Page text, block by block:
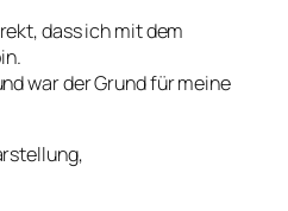
dass ich mit dem
war der Grund für meine